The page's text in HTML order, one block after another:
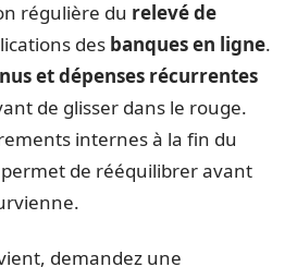
régulière du relevé de
des banques en ligne.
et dépenses récurrentes
de glisser dans le rouge.
internes à la fin du
de rééquilibrer avant
demandez une